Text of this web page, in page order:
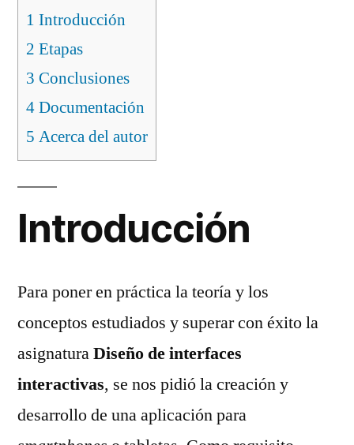
1 Introducción
2 Etapas
3 Conclusiones
4Documentación
5 Acerca del autor
Introducción
Para poner en práctica la teoría y los
conceptos estudiados y superar con éxito la
asignaturaDiseño de interfaces
interactivas, se nos pidió la creación y
desarrollo de una aplicación para